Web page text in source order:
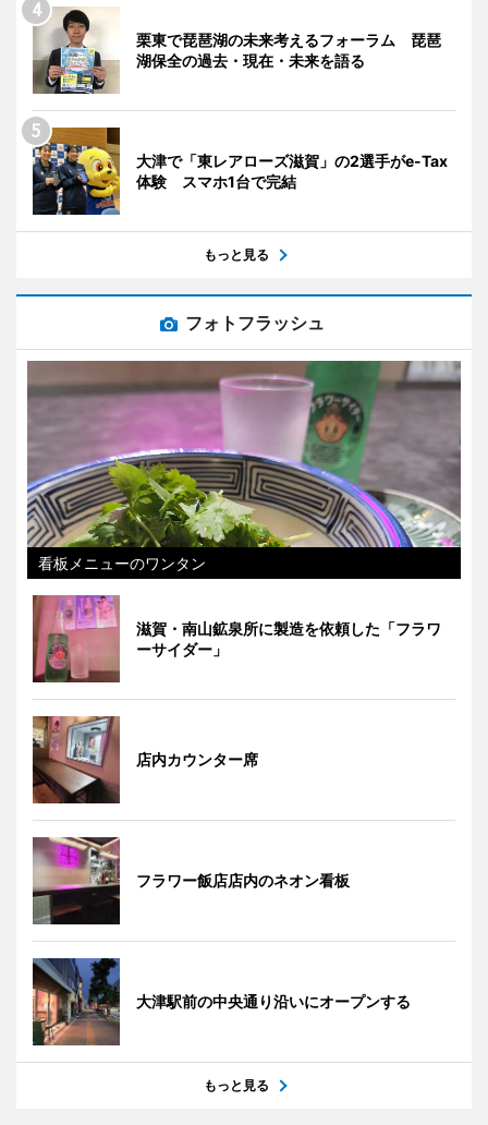
栗東で琵琶湖の未来考えるフォーラム 琵琶
湖保全の過去・現在・未来を語る
大津で「東レアローズ滋賀」の2選手がe-Tax
体験 スマホ1台で完結
もっと見る
フォトフラッシュ
看板メニューのワンタン
滋賀・南山鉱泉所に製造を依頼した「フラワ
ーサイダー」
店内カウンター席
フラワー飯店店内のネオン看板
大津駅前の中央通り沿いにオープンする
もっと見る